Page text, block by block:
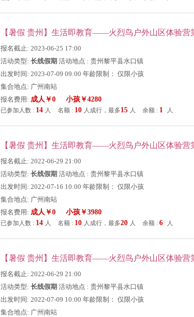
【暑假 贵州】生活即教育——火烈鸟户外山区体验营
报名截止: 2023-06-25 17:00
活动类型: 长线假期 活动地点 : 贵州黎平县水口镇
出发时间: 2023-07-09 09:00 年龄限制： 仅限小孩
集合地点: 广州南站
报名费用: 成人￥0 小孩￥4280
已参加人数 : 14 人 名额 : 10 人成行，最多15 人 余额 : 1 人
【暑假 贵州】生活即教育——火烈鸟户外山区体验营
报名截止: 2022-06-29 21:00
活动类型: 长线假期 活动地点 : 贵州黎平县水口镇
出发时间: 2022-07-16 10:00 年龄限制： 仅限小孩
集合地点: 广州南站
报名费用: 成人￥0 小孩￥3980
已参加人数 : 14 人 名额 : 10 人成行，最多20 人 余额 : 6 人
【暑假 贵州】生活即教育——火烈鸟户外山区体验营
报名截止: 2022-06-29 21:00
活动类型: 长线假期 活动地点 : 贵州黎平县水口镇
出发时间: 2022-07-09 10:00 年龄限制： 仅限小孩
集合地点: 广州南站